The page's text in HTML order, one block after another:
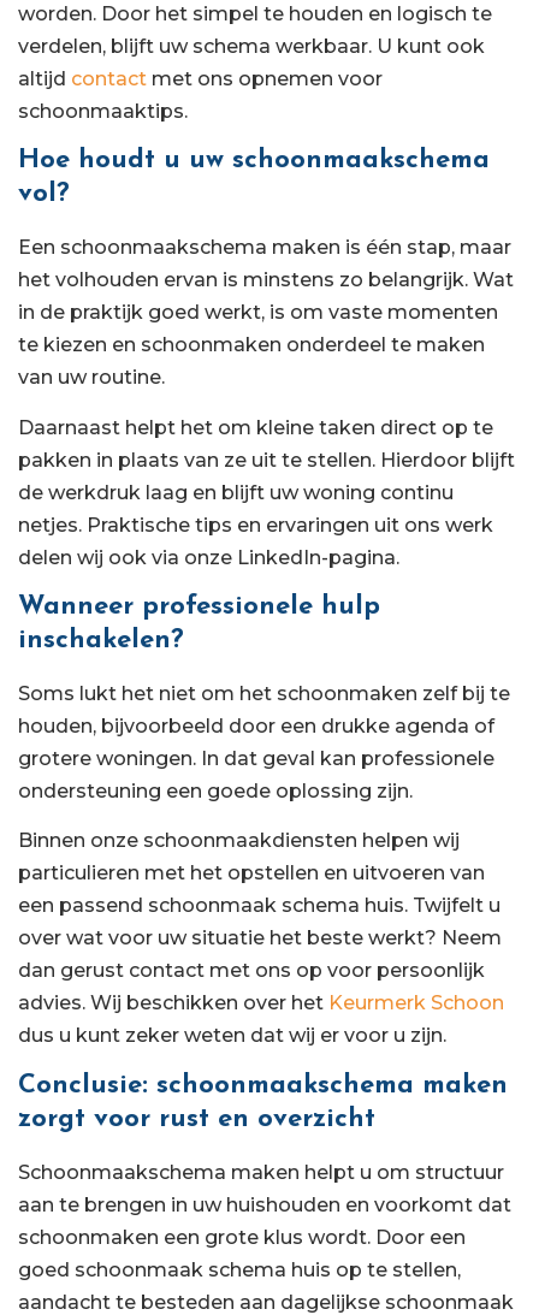
worden. Door het simpel te houden en logisch te
verdelen, blijft uw schema werkbaar. U kunt ook
altijd contact met ons opnemen voor
schoonmaaktips.
Hoe houdt u uw schoonmaakschema
vol?
Een schoonmaakschema maken is één stap, maar
het volhouden ervan is minstens zo belangrijk. Wat
in de praktijk goed werkt, is om vaste momenten
te kiezen en schoonmaken onderdeel te maken
van uw routine.
Daarnaast helpt het om kleine taken direct op te
pakken in plaats van ze uit te stellen. Hierdoor blijft
de werkdruk laag en blijft uw woning continu
netjes. Praktische tips en ervaringen uit ons werk
delen wij ook via onze LinkedIn-pagina.
Wanneer professionele hulp
inschakelen?
Soms lukt het niet om het schoonmaken zelf bij te
houden, bijvoorbeeld door een drukke agenda of
grotere woningen. In dat geval kan professionele
ondersteuning een goede oplossing zijn.
Binnen onze schoonmaakdiensten helpen wij
particulieren met het opstellen en uitvoeren van
een passend schoonmaak schema huis. Twijfelt u
over wat voor uw situatie het beste werkt? Neem
dan gerust contact met ons op voor persoonlijk
advies. Wij beschikken over het Keurmerk Schoon
dus u kunt zeker weten dat wij er voor u zijn.
Conclusie: schoonmaakschema maken
zorgt voor rust en overzicht
Schoonmaakschema maken helpt u om structuur
aan te brengen in uw huishouden en voorkomt dat
schoonmaken een grote klus wordt. Door een
goed schoonmaak schema huis op te stellen,
aandacht te besteden aan dagelijkse schoonmaak